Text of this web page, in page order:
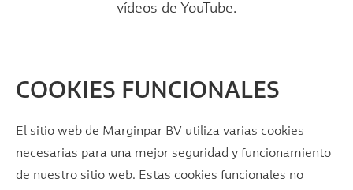
vídeos de YouTube.
COOKIES FUNCIONALES
El sitio web de Marginpar BV utiliza varias cookies
necesarias para una mejor seguridad y funcionamiento
de nuestro sitio web. Estas cookies funcionales no